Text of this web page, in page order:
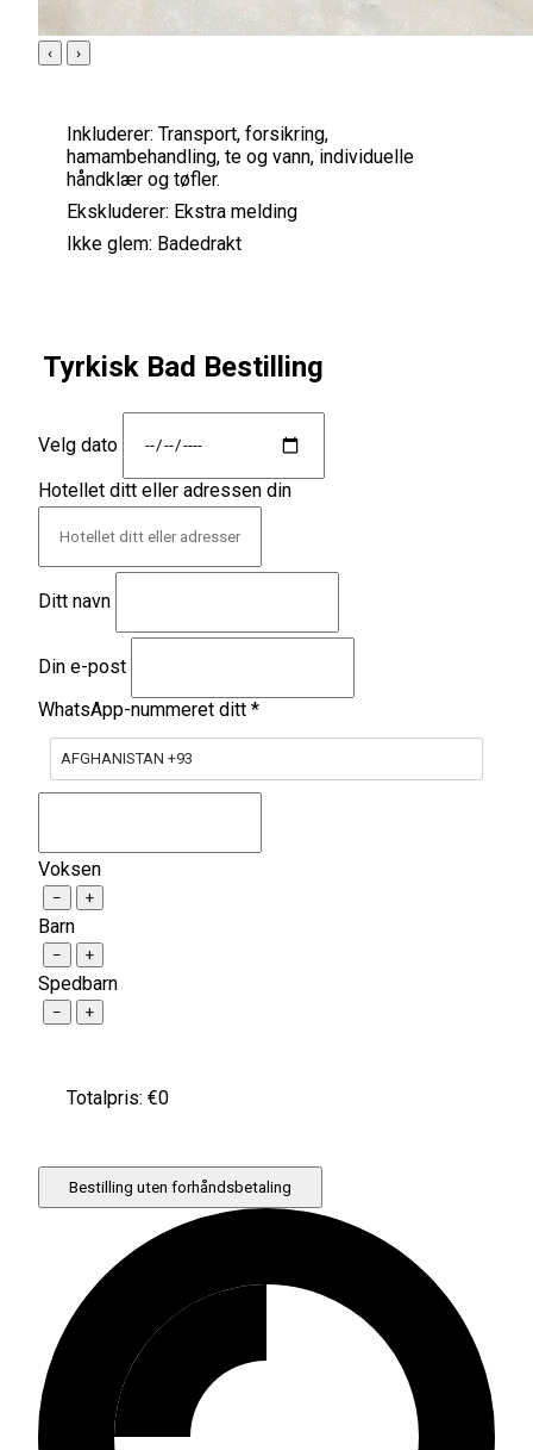
‹ ›
Inkluderer: Transport, forsikring,
hamambehandling, te og vann, individuelle
håndklær og tøfler.
Ekskluderer: Ekstra melding
Ikke glem: Badedrakt
Tyrkisk Bad Bestilling
Velg dato
Hotellet ditt eller adressen din
Ditt navn
Din e-post
WhatsApp-nummeret ditt *
AFGHANISTAN +93
Voksen
− +
Barn
− +
Spedbarn
− +
Totalpris: €0
Bestilling uten forhåndsbetaling